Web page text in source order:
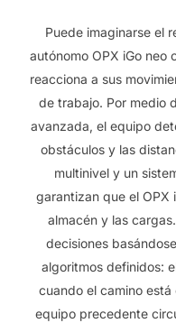
Puede imaginarse el
autónomo OPX iGo neo
reacciona a sus
de trabajo. Por medio
avanzada, el equipo
obstáculos y las
multinivel y un
garantizan que el OPX
almacén y las
decisiones
algoritmos definidos:
cuando el camino
equipo precedente